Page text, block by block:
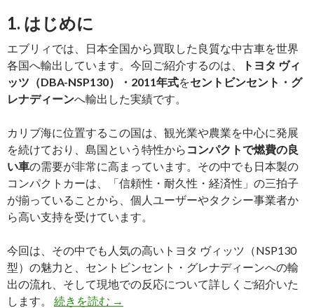
1. はじめに
エブリィでは、日本全国から買取した良質な中古車を世界
各国へ輸出しています。今回ご紹介するのは、
トヨタ ヴィ
ッツ（DBA-NSP130）・2011年式をセントビンセント・グ
レナディーンへ輸出した実績です。
カリブ海に位置するこの国は、観光業や農業を中心に発展
を続けており、島国という特性から コンパクトで燃費の良
い車の需要が非常に高まっています。その中でも日本製の
コンパクトカーは、「信頼性・耐久性・経済性」の三拍子
が揃っていることから、個人ユーザーやタクシー事業者か
ら高い支持を受けています。
今回は、その中でも人気の高いトヨタ ヴィッツ（NSP130
型）の魅力と、セントビンセント・グレナディーンへの輸
出の流れ、そして現地での反応について詳しくご紹介いた
します。 続きを読む 【買
→